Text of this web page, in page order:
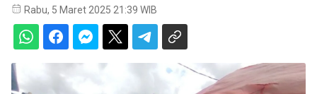
Rabu, 5 Maret 2025 21:39 WIB